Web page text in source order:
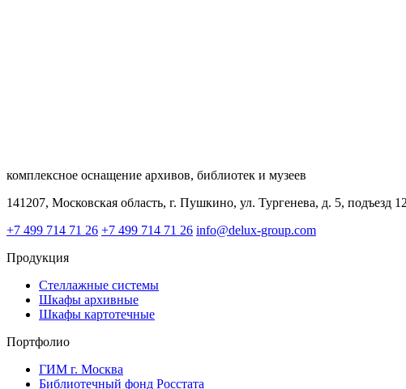
комплексное оснащение архивов, библиотек и музеев
141207, Московская область, г. Пушкино, ул. Тургенева, д. 5, подъезд
+7 499 714 71 26 +7 499 714 71 26 info@delux-group.com
Продукция
Стеллажные системы
Шкафы архивные
Шкафы картотечные
Портфолио
ГИМ г. Москва
Библиотечный фонд Росстата